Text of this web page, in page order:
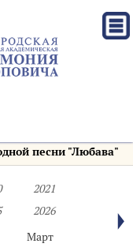
песни "Любава"
2021
2026
Март